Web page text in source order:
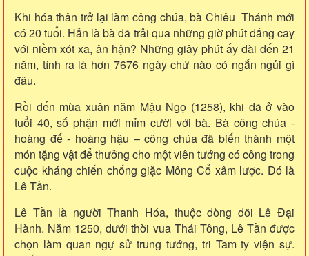
Khi hóa thân trở lại làm công chúa, bà Chiêu Thánh mới
có 20 tuổi. Hẳn là bà đã trải qua những giờ phút đắng cay
với niềm xót xa, ân hận? Những giây phút ấy dài đến 21
năm, tính ra là hơn 7676 ngày chứ nào có ngắn ngủi gì
đâu.
Rồi đến mùa xuân năm Mậu Ngọ (1258), khi đã ở vào
tuổi 40, số phận mới mỉm cười với bà. Bà công chúa -
hoàng đế - hoàng hậu – công chúa đã biến thành một
món tặng vật để thưởng cho một viên tướng có công trong
cuộc kháng chiến chống giặc Mông Cổ xâm lược. Đó là
Lê Tần.
Lê Tần là người Thanh Hóa, thuộc dòng dõi Lê Đại
Hành. Năm 1250, dưới thời vua Thái Tông, Lê Tần được
chọn làm quan ngự sử trung tướng, tri Tam ty viện sự.